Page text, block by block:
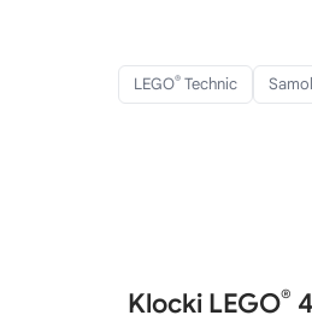
LEGO® Technic
Klocki LEGO®